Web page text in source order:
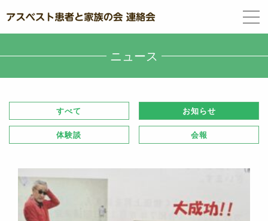
ニュース
すべて お知らせ
体験談 会報